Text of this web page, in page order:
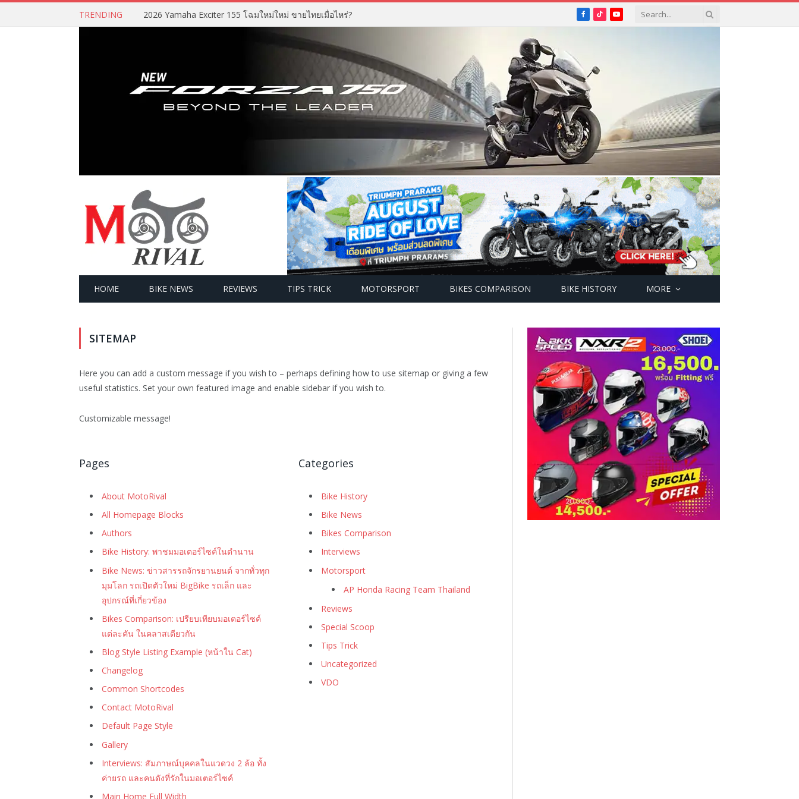
TRENDING 2026 Yamaha Exciter 155 โฉมใหม่ใหม่ ขายไทยเมื่อไหร่? Facebook
TikTokYouTube
HOME BIKE NEWS REVIEWS TIPS TRICK MOTORSPORT BIKES COMPARISON BIKE HISTORY MORE
SITEMAP
Here you can add a custom message if you wish to – perhaps defining how to use sitemap or giving a few
useful statistics. Set your own featured image and enable sidebar if you wish to.
Customizable message!
Pages
About MotoRival
All Homepage Blocks
Authors
Bike History: พาชมมอเตอร์ไซค์ในตำนาน
Bike News: ข่าวสารรถจักรยานยนต์ จากทั่วทุก
มุมโลก รถเปิดตัวใหม่ BigBike รถเล็ก และ
อุปกรณ์ที่เกี่ยวข้อง
Bikes Comparison: เปรียบเทียบมอเตอร์ไซค์
แต่ละคัน ในคลาสเดียวกัน
Blog Style Listing Example (หน้าใน Cat)
Changelog
Common Shortcodes
Contact MotoRival
Default Page Style
Gallery
Interviews: สัมภาษณ์บุคคลในแวดวง 2 ล้อ ทั้ง
ค่ายรถ และคนดังที่รักในมอเตอร์ไซค์
Main Home Full Width
Categories
Bike History
Bike News
Bikes Comparison
Interviews
Motorsport
AP Honda Racing Team Thailand
Reviews
Special Scoop
Tips Trick
Uncategorized
VDO